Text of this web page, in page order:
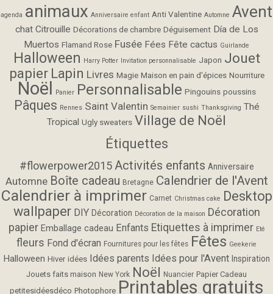
agenda animaux Anniversaire enfant Anti Valentine Automne Avent
chat Citrouille Décorations de chambre Déguisement Día de Los
Muertos Flamand Rose Fusée Fées Fête cactus Guirlande
Halloween Harry Potter Invitation personnalisable Japon Jouet
papier Lapin Livres Magie Maison en pain d'épices Nourriture
Noël Panier Personnalisable Pingouins poussins
Pâques Rennes Saint Valentin Semainier sushi Thanksgiving Thé
Tropical Ugly sweaters Village de Noël
Étiquettes
#flowerpower2015 Activités enfants Anniversaire
Automne Boîte cadeau Bretagne Calendrier de l'Avent
Calendrier à imprimer Carnet Christmas cake Desktop
wallpaper DIY Décoration Décoration de la maison Décoration
papier Emballage cadeau Enfants Etiquettes à imprimer Eté
fleurs Fond d'écran Fournitures pour les fêtes Fêtes Geekerie
Halloween Hiver idées Idées parents Idées pour l'Avent Inspiration
Jouets faits maison New York Noël Nuancier Papier Cadeau
petitesidéesdéco Photophore Printables gratuits